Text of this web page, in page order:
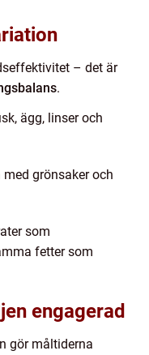
– det är
.
ägg, linser och
grönsaker och
som
fetter som
engagerad
gör måltiderna